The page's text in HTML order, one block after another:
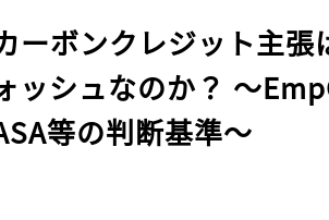
ーボンクレジット主張
ッシュなのか？ 〜
等の判断基準〜